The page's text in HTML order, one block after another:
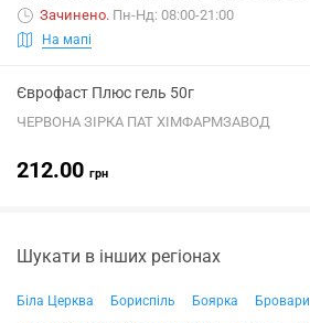
Зачинено. Пн-Нд: 08:00-21:00
На мапі
Єврофаст Плюс гель 50г
ЧЕРВОНА ЗІРКА ПАТ ХІМФАРМЗАВОД
212.00 грн
Шукати в інших регіонах
Біла Церква Бориспіль Боярка Бровари